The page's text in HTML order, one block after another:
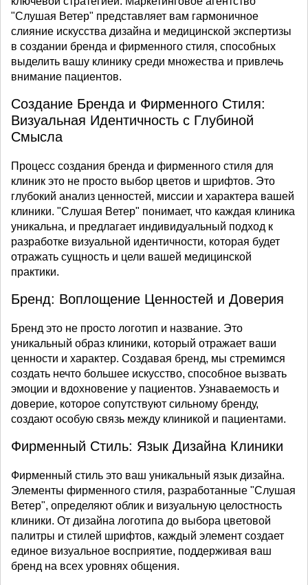
"Слушая Ветер" представляет вам гармоничное
слияние искусства дизайна и медицинской экспертизы
в создании бренда и фирменного стиля, способных
выделить вашу клинику среди множества и привлечь
внимание пациентов.
Создание Бренда и Фирменного Стиля:
Визуальная Идентичность с Глубиной
Смысла
Процесс создания бренда и фирменного стиля для
клиник это не просто выбор цветов и шрифтов. Это
глубокий анализ ценностей, миссии и характера вашей
клиники. "Слушая Ветер" понимает, что каждая клиника
уникальна, и предлагает индивидуальный подход к
разработке визуальной идентичности, которая будет
отражать сущность и цели вашей медицинской
практики.
Бренд: Воплощение Ценностей и Доверия
Бренд это не просто логотип и название. Это
уникальный образ клиники, который отражает ваши
ценности и характер. Создавая бренд, мы стремимся
создать нечто большее искусство, способное вызвать
эмоции и вдохновение у пациентов. Узнаваемость и
доверие, которое сопутствуют сильному бренду,
создают особую связь между клиникой и пациентами.
Фирменный Стиль: Язык Дизайна Клиники
Фирменный стиль это ваш уникальный язык дизайна.
Элементы фирменного стиля, разработанные "Слушая
Ветер", определяют облик и визуальную целостность
клиники. От дизайна логотипа до выбора цветовой
палитры и стилей шрифтов, каждый элемент создает
единое визуальное восприятие, поддерживая ваш
бренд на всех уровнях общения.